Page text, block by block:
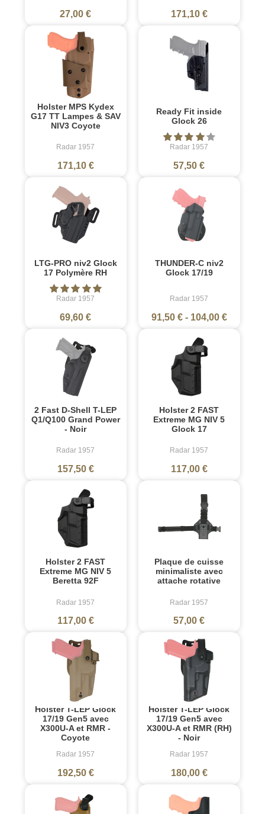
27,00 € 171,10 €
Holster MPS Kydex
G17 TT Lampes & SAV
NIV3 Coyote
Radar 1957
171,10 €
Ready Fit inside
Glock 26
Radar 1957
57,50 €
LTG-PRO niv2 Glock
17 Polymère RH
Radar 1957
69,60 €
THUNDER-C niv2
Glock 17/19
Radar 1957
91,50 €- 104,00 €
2 Fast D-Shell T-LEP
Q1/Q100 Grand Power
- Noir
Radar 1957
157,50 €
Holster 2 FAST
Extreme MG NIV 5
Glock 17
Radar 1957
117,00 €
Holster 2 FAST
Extreme MG NIV 5
Beretta 92F
Radar 1957
117,00 €
Plaque de cuisse
minimaliste avec
attache rotative
Radar 1957
57,00 €
Holster T-LEP Glock
17/19 Gen5 avec
X300U-A et RMR -
Coyote
Radar 1957
192,50 €
Holster T-LEP Glock
17/19 Gen5 avec
X300U-A et RMR (RH)
- Noir
Radar 1957
180,00 €